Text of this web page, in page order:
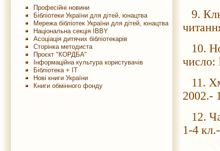
Професійні новини
Бібліотеки України для дітей, юнацтва
Мережа бібліотек України для дітей, юнацтва
Національна секція IBBY
Асоціація дитячих бібліотекарів
Сторінка методиста
Проєкт "КОРДБА"
Інформаційна культура користувачів
Бібліотека + IT
Нові книги України
Книги обмінного фонду
9.
10.
число:
11.
2002.-
12.
1-4